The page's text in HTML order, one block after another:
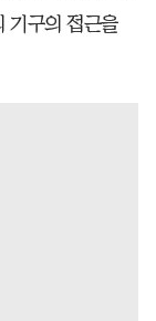
기구의 접근을